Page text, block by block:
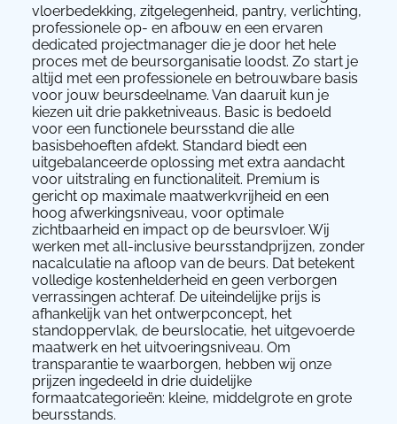
vloerbedekking, zitgelegenheid, pantry, verlichting,
professionele op- en afbouw en een ervaren
dedicated projectmanager die je door het hele
proces met de beursorganisatie loodst. Zo start je
altijd met een professionele en betrouwbare basis
voor jouw beursdeelname. Van daaruit kun je
kiezen uit drie pakketniveaus. Basic is bedoeld
voor een functionele beursstand die alle
basisbehoeften afdekt. Standard biedt een
uitgebalanceerde oplossing met extra aandacht
voor uitstraling en functionaliteit. Premium is
gericht op maximale maatwerkvrijheid en een
hoog afwerkingsniveau, voor optimale
zichtbaarheid en impact op de beursvloer. Wij
werken met all-inclusive beursstandprijzen, zonder
nacalculatie na afloop van de beurs. Dat betekent
volledige kostenhelderheid en geen verborgen
verrassingen achteraf. De uiteindelijke prijs is
afhankelijk van het ontwerpconcept, het
standoppervlak, de beurslocatie, het uitgevoerde
maatwerk en het uitvoeringsniveau. Om
transparantie te waarborgen, hebben wij onze
prijzen ingedeeld in drie duidelijke
formaatcategorieën: kleine, middelgrote en grote
beursstands.